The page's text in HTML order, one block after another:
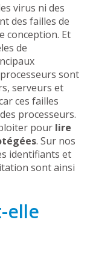
virus ni des
des failles de
conception. Et
de
sont
serveurs et
ces failles
processeurs.
pour lire
. Sur nos
identifiants et
sont ainsi
elle